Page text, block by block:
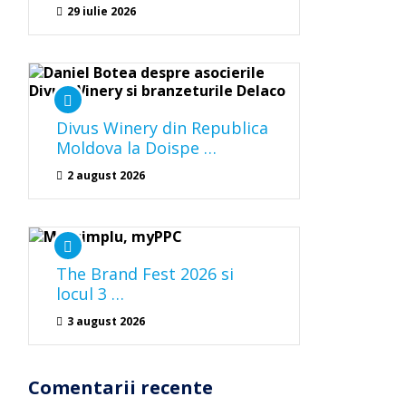
29 iulie 2026
Divus Winery din Republica
Moldova la Doispe …
2 august 2026
The Brand Fest 2026 si
locul 3 …
3 august 2026
Comentarii recente